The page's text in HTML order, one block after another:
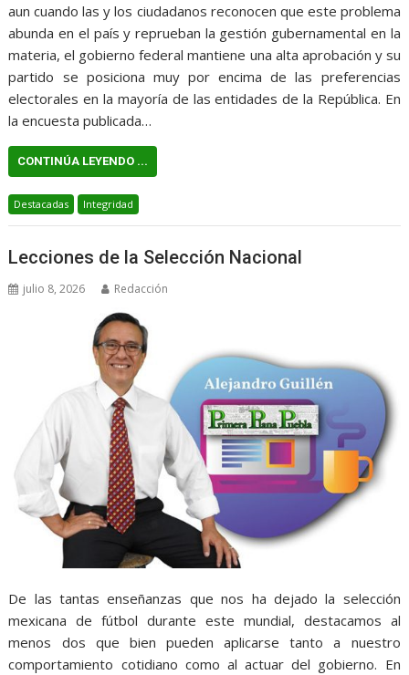
aun cuando las y los ciudadanos reconocen que este problema
abunda en el país y reprueban la gestión gubernamental en la
materia, el gobierno federal mantiene una alta aprobación y su
partido se posiciona muy por encima de las preferencias
electorales en la mayoría de las entidades de la República. En
la encuesta publicada…
CONTINÚA LEYENDO ...
Destacadas Integridad
Lecciones de la Selección Nacional
julio 8, 2026 Redacción
De las tantas enseñanzas que nos ha dejado la selección
mexicana de fútbol durante este mundial, destacamos al
menos dos que bien pueden aplicarse tanto a nuestro
comportamiento cotidiano como al actuar del gobierno. En